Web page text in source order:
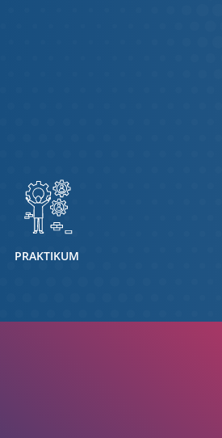
PRAKTIKUM